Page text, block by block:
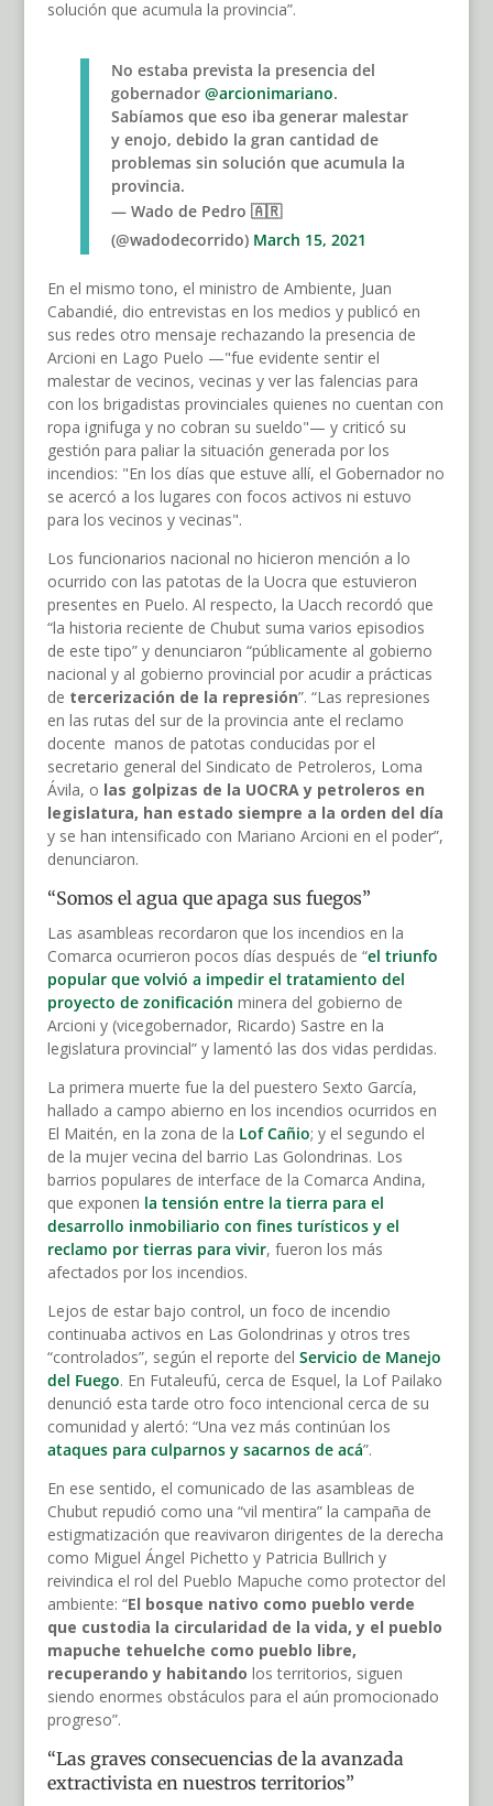
solución que acumula la provincia”.
No estaba prevista la presencia del
gobernador @arcionimariano.
Sabíamos que eso iba generar malestar
y enojo, debido la gran cantidad de
problemas sin solución que acumula la
provincia.
— Wado de Pedro 🇦🇷
(@wadodecorrido) March 15, 2021
En el mismo tono, el ministro de Ambiente, Juan
Cabandié, dio entrevistas en los medios y publicó en
sus redes otro mensaje rechazando la presencia de
Arcioni en Lago Puelo —"fue evidente sentir el
malestar de vecinos, vecinas y ver las falencias para
con los brigadistas provinciales quienes no cuentan con
ropa ignifuga y no cobran su sueldo"— y criticó su
gestión para paliar la situación generada por los
incendios: "En los días que estuve allí, el Gobernador no
se acercó a los lugares con focos activos ni estuvo
para los vecinos y vecinas".
Los funcionarios nacional no hicieron mención a lo
ocurrido con las patotas de la Uocra que estuvieron
presentes en Puelo. Al respecto, la Uacch recordó que
“la historia reciente de Chubut suma varios episodios
de este tipo” y denunciaron “públicamente al gobierno
nacional y al gobierno provincial por acudir a prácticas
de tercerización de la represión”. “Las represiones
en las rutas del sur de la provincia ante el reclamo
docente manos de patotas conducidas por el
secretario general del Sindicato de Petroleros, Loma
Ávila, o las golpizas de la UOCRA y petroleros en
legislatura, han estado siempre a la orden del día
y se han intensificado con Mariano Arcioni en el poder”,
denunciaron.
“Somos el agua que apaga sus fuegos”
Las asambleas recordaron que los incendios en la
Comarca ocurrieron pocos días después de “el triunfo
popular que volvió a impedir el tratamiento del
proyecto de zonificación minera del gobierno de
Arcioni y (vicegobernador, Ricardo) Sastre en la
legislatura provincial” y lamentó las dos vidas perdidas.
La primera muerte fue la del puestero Sexto García,
hallado a campo abierno en los incendios ocurridos en
El Maitén, en la zona de la Lof Cañio; y el segundo el
de la mujer vecina del barrio Las Golondrinas. Los
barrios populares de interface de la Comarca Andina,
que exponen la tensión entre la tierra para el
desarrollo inmobiliario con fines turísticos y el
reclamo por tierras para vivir, fueron los más
afectados por los incendios.
Lejos de estar bajo control, un foco de incendio
continuaba activos en Las Golondrinas y otros tres
“controlados”, según el reporte del Servicio de Manejo
del Fuego. En Futaleufú, cerca de Esquel, la Lof Pailako
denunció esta tarde otro foco intencional cerca de su
comunidad y alertó: “Una vez más continúan los
ataques para culparnos y sacarnos de acá”.
En ese sentido, el comunicado de las asambleas de
Chubut repudió como una “vil mentira” la campaña de
estigmatización que reavivaron dirigentes de la derecha
como Miguel Ángel Pichetto y Patricia Bullrich y
reivindica el rol del Pueblo Mapuche como protector del
ambiente: “El bosque nativo como pueblo verde
que custodia la circularidad de la vida, y el pueblo
mapuche tehuelche como pueblo libre,
recuperando y habitando los territorios, siguen
siendo enormes obstáculos para el aún promocionado
progreso”.
“Las graves consecuencias de la avanzada
extractivista en nuestros territorios”